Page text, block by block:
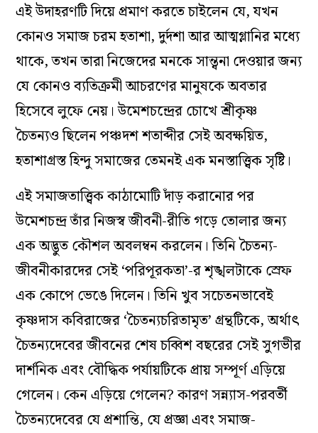
এই উদাহরণটি দিয়ে প্রমাণ করতে চাইলেন যে, যখন
কোনও সমাজ চরম হতাশা, দুর্দশা আর আত্মগ্লানির মধ্যে
থাকে, তখন তারা নিজেদের মনকে সান্ত্বনা দেওয়ার জন্য
যে কোনও ব্যতিক্রমী আচরণের মানুষকে অবতার
হিসেবে লুফে নেয়। উমেশচন্দ্রের চোখে শ্রীকৃষ্ণ
চৈতন্যও ছিলেন পঞ্চদশ শতাব্দীর সেই অবক্ষয়িত,
হতাশাগ্রস্ত হিন্দু সমাজের তেমনই এক মনস্তাত্ত্বিক সৃষ্টি।
এই সমাজতাত্ত্বিক কাঠামোটি দাঁড় করানোর পর
উমেশচন্দ্র তাঁর নিজস্ব জীবনী-রীতি গড়ে তোলার জন্য
এক অদ্ভুত কৌশল অবলম্বন করলেন। তিনি চৈতন্য-
জীবনীকারদের সেই ‘পরিপূরকতা’-র শৃঙ্খলটাকে স্রেফ
এক কোপে ভেঙে দিলেন। তিনি খুব সচেতনভাবেই
কৃষ্ণদাস কবিরাজের ‘চৈতন্যচরিতামৃত’ গ্রন্থটিকে, অর্থাৎ
চৈতন্যদেবের জীবনের শেষ চব্বিশ বছরের সেই সুগভীর
দার্শনিক এবং বৌদ্ধিক পর্যায়টিকে প্রায় সম্পূর্ণ এড়িয়ে
গেলেন। কেন এড়িয়ে গেলেন? কারণ সন্ন্যাস-পরবর্তী
চৈতন্যদেবের যে প্রশান্তি, যে প্রজ্ঞা এবং সমাজ-